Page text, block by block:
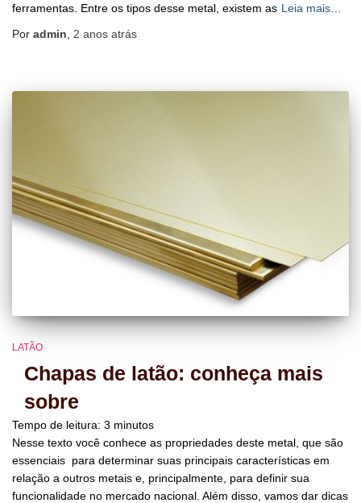
ferramentas. Entre os tipos desse metal, existem as Leia mais…
Por admin 2 anos atrás
LATÃO
Chapas de latão: conheça mais
sobre
Tempo de leitura: 3 minutos
Nesse texto você conhece as propriedades deste metal, que são
essenciais para determinar suas principais características em
relação a outros metais e, principalmente, para definir sua
funcionalidade no mercado nacional. Além disso, vamos dar dicas